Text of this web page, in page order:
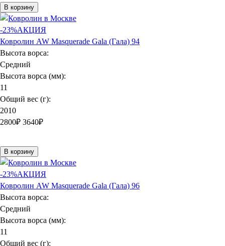
В корзину
-23%АКЦИЯ
Ковролин AW Masquerade Gala (Гала) 94
Высота ворса:
Средний
Высота ворса (мм):
11
Общий вес (г):
2010
2800₽ 3640₽
В корзину
-23%АКЦИЯ
Ковролин AW Masquerade Gala (Гала) 96
Высота ворса:
Средний
Высота ворса (мм):
11
Общий вес (г):